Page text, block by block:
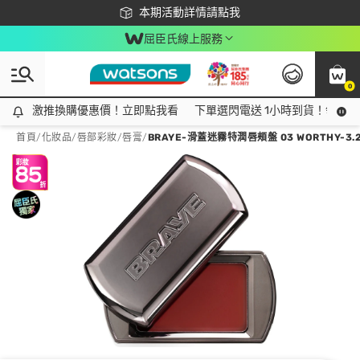
本期活動詳情請點我
下載app最高回饋$350
屈臣氏線上服務
0
激推換購優惠價！立即點我看
激推換購優惠價！立即點我看 下單選閃電送 1小時到貨！領神
首頁/化妝品/唇部彩妝/唇膏/BRAYE-滑蓋迷霧特潤唇頰盤 03 WORTHY-